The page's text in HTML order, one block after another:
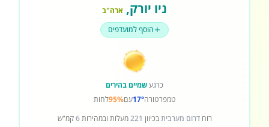
ניו יורק, ארה"ב
הוסף למועדפים
כרגעשמיים בהירים
טמפרטורה17°עם95%לחות
רוחדרום מערביתבכיוון 221מעלות ובמהירות6קמ"ש